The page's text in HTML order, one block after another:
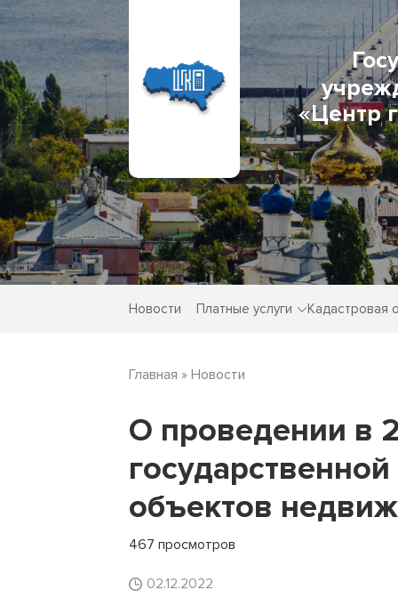
«Центр
Новости Платные услуги Кадастровая
Главная » Новости
О проведении в
объектов
467 просмотров
02.12.2022